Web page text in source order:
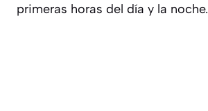
primeras horas del día y la noche.